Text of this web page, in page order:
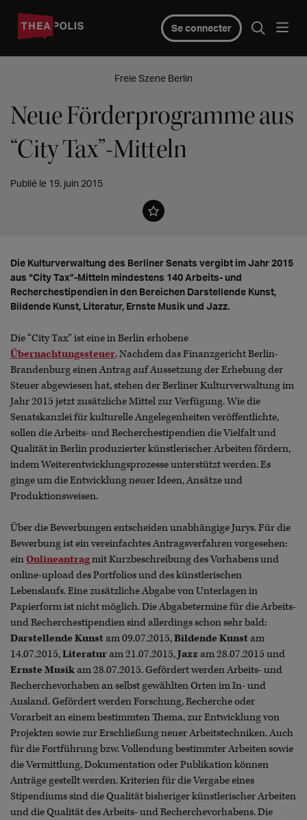
Se connecter
Freie Szene Berlin
Neue Förderprogramme aus
“City Tax”-Mitteln
Publié le 19. juin 2015
Die Kulturverwaltung des Berliner Senats vergibt im Jahr 2015
aus “City Tax”-Mitteln mindestens 140 Arbeits- und
Recherchestipendien in den Bereichen Darstellende Kunst,
Bildende Kunst, Literatur, Ernste Musik und Jazz.
Die “City Tax” ist eine in Berlin erhobene
Übernachtungssteuer. Nachdem das Finanzgericht Berlin-
Brandenburg einen Antrag auf Aussetzung der Erhebung der
Steuer abgewiesen hat, stehen der Berliner Kulturverwaltung im
Jahr 2015 jetzt zusätzliche Mittel zur Verfügung. Wie die
Senatskanzlei für kulturelle Angelegenheiten veröffentlichte,
sollen die Arbeits- und Recherchestipendien die Vielfalt und
Qualität in Berlin produzierter künstlerischer Arbeiten fördern,
indem Weiterentwicklungsprozesse unterstützt werden. Es
ginge um die Entwicklung neuer Ideen, Ansätze und
Produktionsweisen.
Über die Bewerbungen entscheiden unabhängige Jurys. Für die
Bewerbung ist ein vereinfachtes Antragsverfahren vorgesehen:
einOnlineantragmit Kurzbeschreibung des Vorhabens und
online-upload des Portfolios und des künstlerischen
Lebenslaufs. Eine zusätzliche Abgabe von Unterlagen in
Papierform ist nicht möglich. Die Abgabetermine für die Arbeits-
und Recherchestipendien sind allerdings schon sehr bald:
Darstellende Kunstam 09.07.2015,Bildende Kunstam
14.07.2015,Literaturam 21.07.2015,Jazz am 28.07.2015 und
Ernste Musikam 28.07.2015. Gefördert werden Arbeits- und
Recherchevorhaben an selbst gewählten Orten im In- und
Ausland. Gefördert werden Forschung, Recherche oder
Vorarbeit an einem bestimmten Thema, zur Entwicklung von
Projekten sowie zur Erschließung neuer Arbeitstechniken. Auch
für die Fortführung bzw. Vollendung bestimmter Arbeiten sowie
die Vermittlung, Dokumentation oder Publikation können
Anträge gestellt werden. Kriterien für die Vergabe eines
Stipendiums sind die Qualität bisheriger künstlerischer Arbeiten
und die Qualität des Arbeits- und Recherchevorhabens. Die